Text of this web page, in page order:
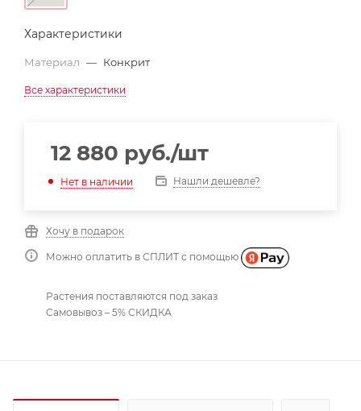
Характеристики
Материал — Конкрит
Все характеристики
12 880 руб./шт
Нет в наличии Нашли дешевле?
Хочу в подарок
Можно оплатить в СПЛИТ с помощью
Растения поставляются под заказ
Самовывоз – 5% СКИДКА